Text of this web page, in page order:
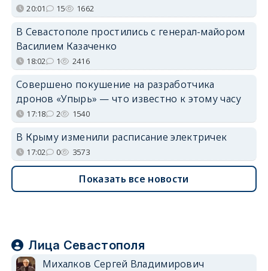
20:01 15 1662
В Севастополе простились с генерал-майором
Василием Казаченко
18:02 1 2416
Совершено покушение на разработчика
дронов «Упырь» — что известно к этому часу
17:18 2 1540
В Крыму изменили расписание электричек
17:02 0 3573
Показать все новости
Лица Севастополя
Михалков Сергей Владимирович